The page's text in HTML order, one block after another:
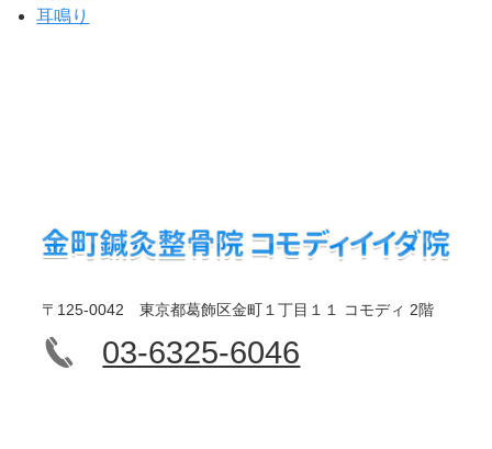
耳鳴り
〒125-0042 東京都葛飾区金町１丁目１１ コモディ 2階
03-6325-6046